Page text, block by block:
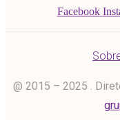
Facebook
@ 2015 – 2025 .